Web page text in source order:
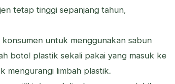
tetap tinggi sepanjang tahun,
untuk menggunakan sabun
botol plastik sekali pakai yang masuk ke
mengurangi limbah plastik.